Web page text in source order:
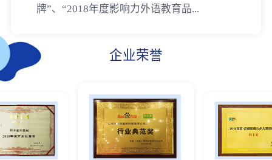
牌”、“2018年度影响力外语教育品...
企业荣誉